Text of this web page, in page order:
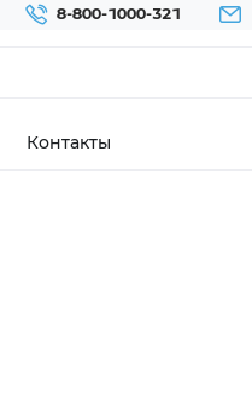
8-800-1000-321
Контакты